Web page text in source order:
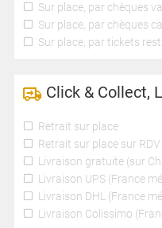
Sur place, par chèques
Sur place, par chèques
Sur place, par tickets
Click & Collect,
Retrait sur place
Retrait sur place sur RDV
Livraison gratuite (sur
Livraison UPS (France
Livraison DHL (France
Livraison Colissimo